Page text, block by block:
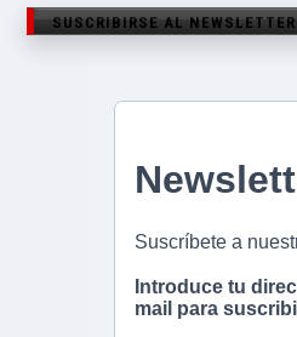
SUSCRIBIRSE AL NEWSLETTER